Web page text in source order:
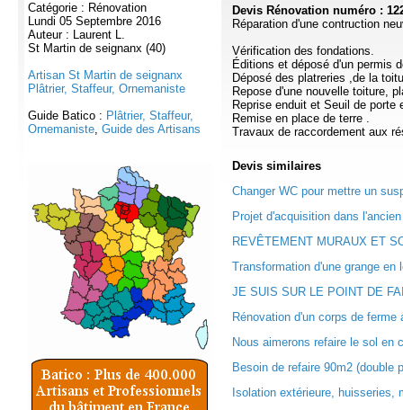
Catégorie : Rénovation
Lundi 05 Septembre 2016
Auteur : Laurent L.
St Martin de seignanx (40)
Artisan St Martin de seignanx
Plâtrier, Staffeur, Ornemaniste
Guide Batico : Plâtrier, Staffeur,
Ornemaniste, Guide des Artisans
Devis Rénovation numéro :
Réparation d'une contruction
Vérification des fondations.
Éditions et déposé d'un permis
Déposé des platreries ,de la
Repose d'une nouvelle toiture,
Reprise enduit et Seuil de porte
Remise en place de terre .
Travaux de raccordement aux
Devis similaires
Changer WC pour mettre un
Projet d'acquisition dans
REVÊTEMENT MURAUX ET
Transformation d'une grange en
JE SUIS SUR LE POINT DE
Rénovation d'un corps de
Nous aimerons refaire le sol en
Besoin de refaire 90m2 (double
Isolation extérieure, huisseries,